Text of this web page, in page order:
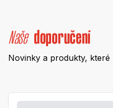
Naše doporučení
Novinky a produkty, které